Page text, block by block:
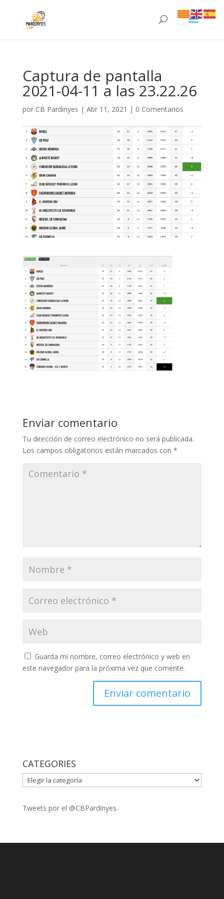
Captura de pantalla
2021-04-11 a las 23.22.26
por CB Pardinyes | Abr 11, 2021 | 0 Comentarios
Enviar comentario
Tu dirección de correo electrónico no será publicada.
Los campos obligatorios están marcados con *
Guarda mi nombre, correo electrónico y web en
este navegador para la próxima vez que comente.
CATEGORIES
CATEGORIES
Tweets por el @CBPardinyes.